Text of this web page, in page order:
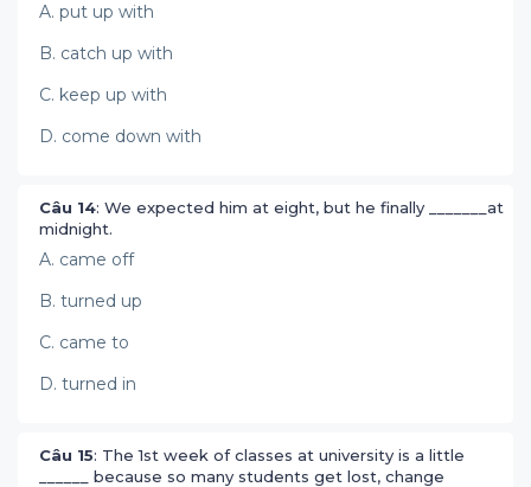
A. put up with
B. catch up with
C. keep up with
D. come down with
Câu 14: We expected him at eight, but he finally _______at
midnight.
A. came off
B. turned up
C. came to
D. turned in
Câu 15: The 1st week of classes at university is a little
______ because so many students get lost, change